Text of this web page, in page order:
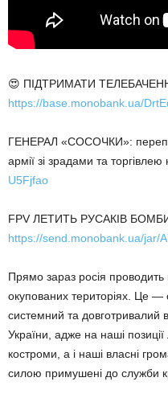
😍 ПІДТРИМАТИ
https://base.monobank.ua/
ГЕНЕРАЛ «СОСОЧКИ»:
армії зі зрадами та
U5Fjfao
FPV ЛЕТИТЬ РУСАКІВ
https://send.monobank.ua/jar/
Прямо зараз росія проводить
окупованих територіях. Це —
системний та довготривалий
України, адже на наші позиції
костроми, а і наші власні
силою примушені до служби